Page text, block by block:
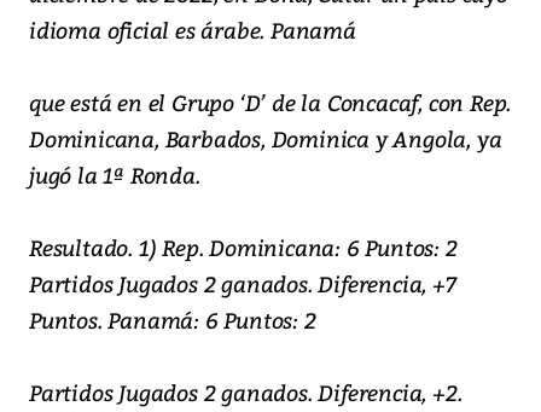
idioma oficial es árabe. Panamá
que está en el Grupo ‘D’ de la Concacaf, con Rep.
Dominicana, Barbados, Dominica y Angola, ya
jugó la 1ª Ronda.
Resultado. 1) Rep. Dominicana: 6 Puntos: 2
Partidos Jugados 2 ganados. Diferencia, +7
Puntos. Panamá: 6 Puntos: 2
Partidos Jugados 2 ganados. Diferencia, +2.